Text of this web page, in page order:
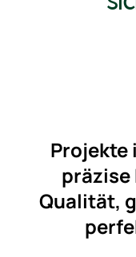
Projekte
präzise
Qualität,